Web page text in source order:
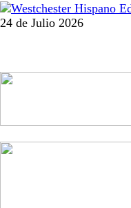
24 de Julio 2026